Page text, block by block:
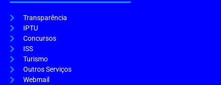
Transparência
IPTU
Concursos
ISS
Turismo
Outros Serviços
Webmail